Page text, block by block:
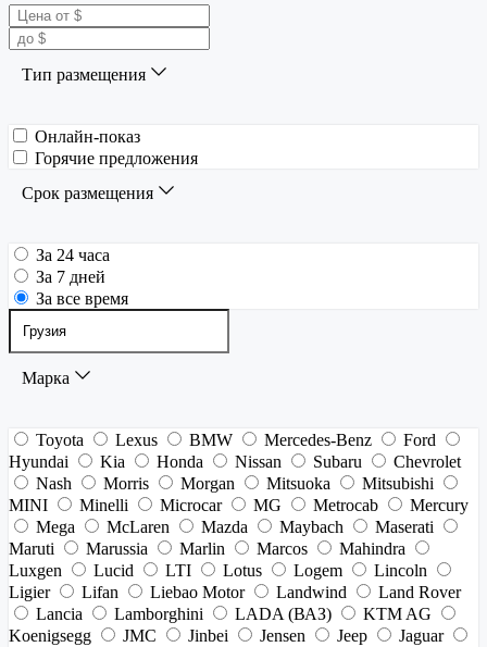
Тип размещения
Онлайн-показ
Горячие предложения
Срок размещения
За 24 часа
За 7 дней
За все время
Марка
Toyota Lexus BMW Mercedes-Benz
Ford
Hyundai
Kia Honda Nissan Subaru
Chevrolet
Nash
Morris Morgan Mitsuoka
Mitsubishi
MINI
Minelli Microcar MG Metrocab
Mercury
Mega
McLaren Mazda Maybach
Maserati
Maruti
Marussia Marlin Marcos
Mahindra
Luxgen
Lucid LTI Lotus Logem
Lincoln
Ligier
Lifan Liebao Motor Landwind
Land Rover
Lancia
Lamborghini LADA (ВАЗ)
KTM AG
Koenigsegg
JMC Jinbei Jensen Jeep
Jaguar